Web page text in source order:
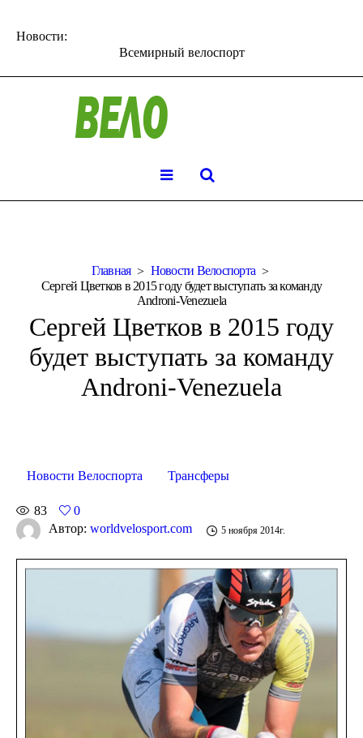
Новости:
Всемирный велоспорт
Главная
Новости Велоспорта
Сергей Цветков в 2015 году будет выступать за команду
Androni-Venezuela
Сергей Цветков в 2015 году
будет выступать за команду
Androni-Venezuela
Новости Велоспорта Трансферы
83
0
Автор: worldvelosport.com 5 ноября 2014г.